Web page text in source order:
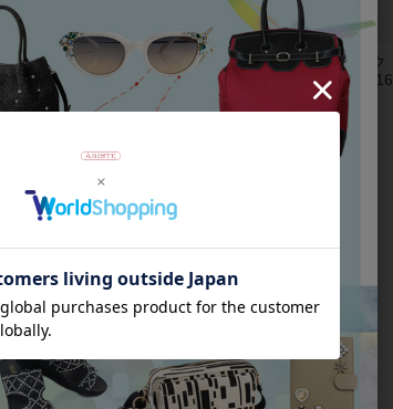
タリア製大ぶ
8mm玉マジョルカパール×キュービック
ジルコニアフラワーネックレス/1021016
Category
アイテムカテゴリー